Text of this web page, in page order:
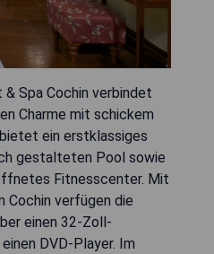
& Spa Cochin verbindet
Charme mit schickem
ein erstklassiges
gestalteten Pool sowie
Fitnesscenter. Mit
Cochin verfügen die
einen 32-Zoll-
DVD-Player. Im